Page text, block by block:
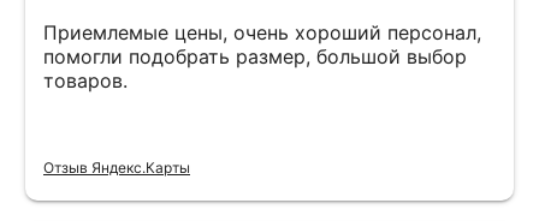
Приемлемые цены, очень хороший персонал,
помогли подобрать размер, большой выбор
товаров.
Отзыв Яндекс.Карты